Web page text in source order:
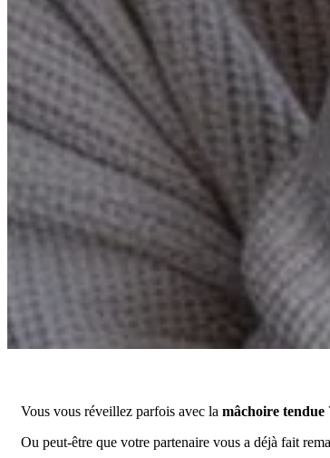
Vous vous réveillez parfois avec la mâchoire tendue
Ou peut-être que votre partenaire vous a déjà fait